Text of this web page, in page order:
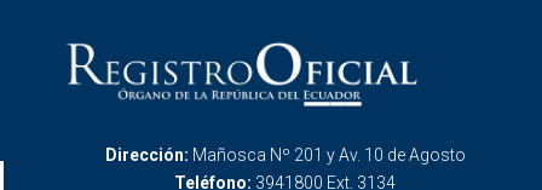
Dirección: Mañosca Nº 201 y Av. 10 de Agosto
Teléfono: 3941800 Ext. 3134